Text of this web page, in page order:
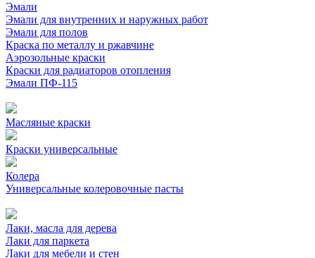
Эмали
Эмали для внутренних и наружных работ
Эмали для полов
Краска по металлу и ржавчине
Аэрозольные краски
Краски для радиаторов отопления
Эмали ПФ-115
Масляные краски
Краски универсальные
Колера
Универсальные колеровочные пасты
Лаки, масла для дерева
Лаки для паркета
Лаки для мебели и стен